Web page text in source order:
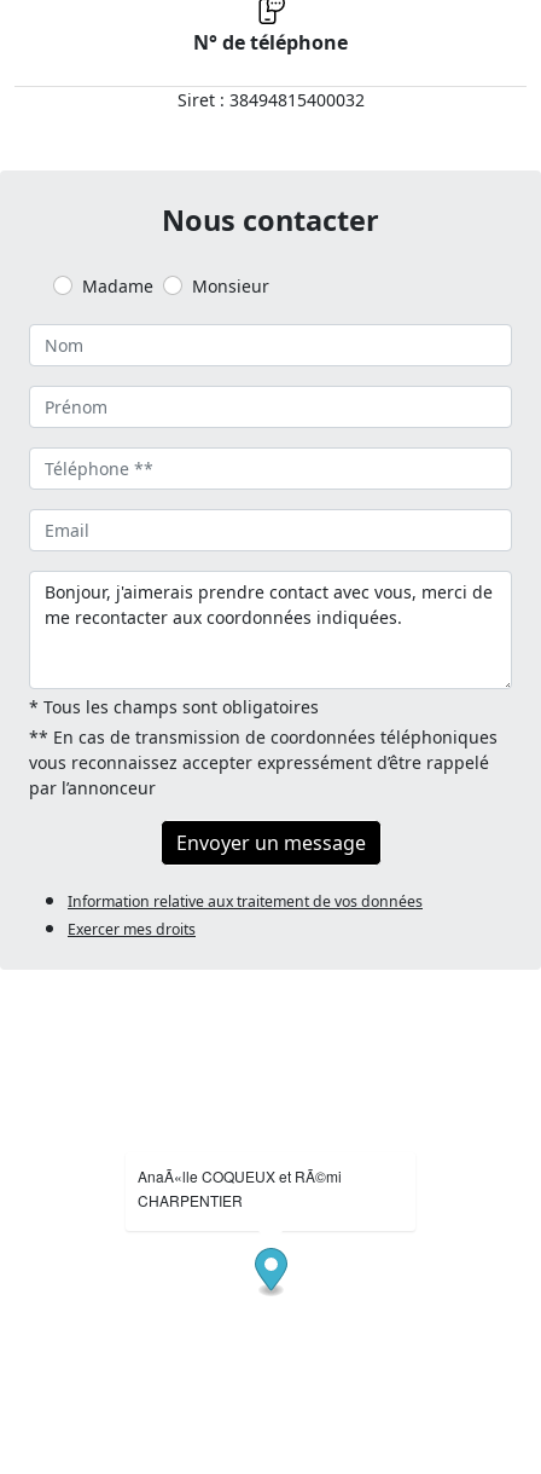
N° de téléphone
Siret : 38494815400032
Nous contacter
Madame Monsieur
* Tous les champs sont obligatoires
** En cas de transmission de coordonnées téléphoniques
vous reconnaissez accepter expressément d’être rappelé
par l’annonceur
Envoyer un message
Information relative aux traitement de vos données
Exercer mes droits
AnaÃ«lle COQUEUX et RÃ©mi
CHARPENTIER